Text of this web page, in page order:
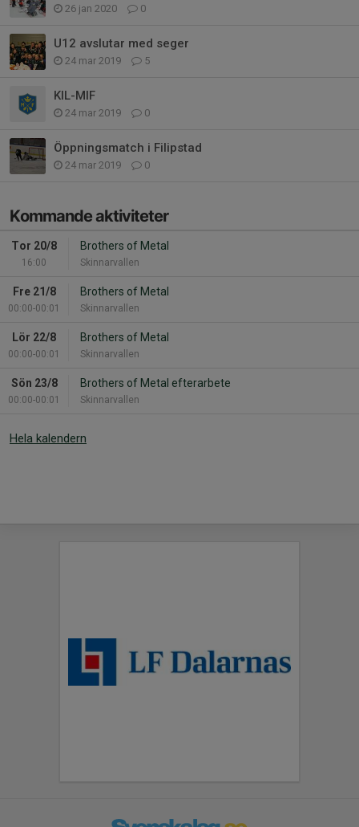
26 jan 2020 0
U12 avslutar med seger
24 mar 2019 5
KIL-MIF
24 mar 2019 0
Öppningsmatch i Filipstad
24 mar 2019 0
Kommande aktiviteter
Tor 20/8
16:00
Brothers of Metal
Skinnarvallen
Fre 21/8
00:00-00:01
Brothers of Metal
Skinnarvallen
Lör 22/8
00:00-00:01
Brothers of Metal
Skinnarvallen
Sön 23/8
00:00-00:01
Brothers of Metal efterarbete
Skinnarvallen
Hela kalendern